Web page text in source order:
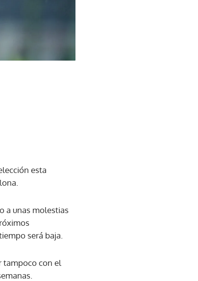
esta
a unas molestias
será baja.
tampoco con el